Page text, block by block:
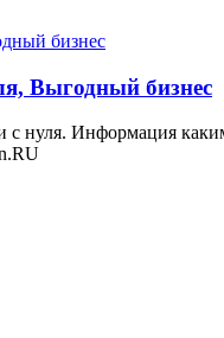
Выгодный бизнес
нуля. Информация